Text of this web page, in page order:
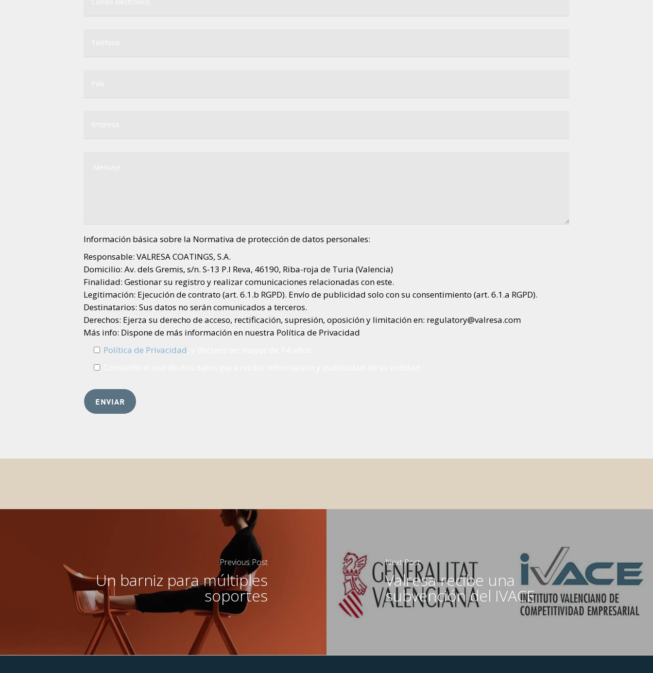
Información básica sobre la Normativa de protección de datos personales:
Responsable: VALRESA COATINGS, S.A.
Domicilio: Av. dels Gremis, s/n. S-13 P.I Reva, 46190, Riba-roja de Turia (Valencia)
Finalidad: Gestionar su registro y realizar comunicaciones relacionadas con este.
Legitimación: Ejecución de contrato (art. 6.1.b RGPD). Envío de publicidad solo con su consentimiento (art. 6.1.a RGPD).
Destinatarios: Sus datos no serán comunicados a terceros.
Derechos: Ejerza su derecho de acceso, rectificación, supresión, oposición y limitación en: regulatory@valresa.com
Más info: Dispone de más información en nuestra Política de Privacidad
Política de Privacidad
Previous Post
Un barniz para múltiples
soportes
Next Post
Valresa recibe una
subvención del IVACE